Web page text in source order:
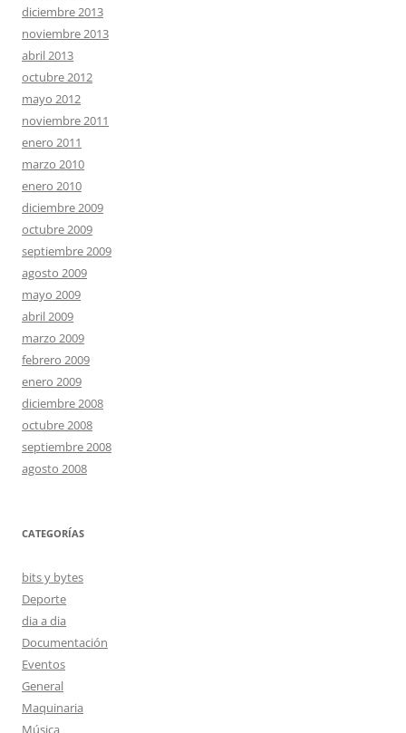
diciembre 2013
noviembre 2013
abril 2013
octubre 2012
mayo 2012
noviembre 2011
enero 2011
marzo 2010
enero 2010
diciembre 2009
octubre 2009
septiembre 2009
agosto 2009
mayo 2009
abril 2009
marzo 2009
febrero 2009
enero 2009
diciembre 2008
octubre 2008
septiembre 2008
agosto 2008
CATEGORÍAS
bits y bytes
Deporte
dia a dia
Documentación
Eventos
General
Maquinaria
Música